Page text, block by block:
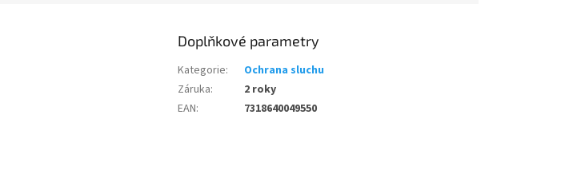
Doplňkové parametry
Kategorie:
Ochrana sluchu
Záruka:
2 roky
EAN: 7318640049550